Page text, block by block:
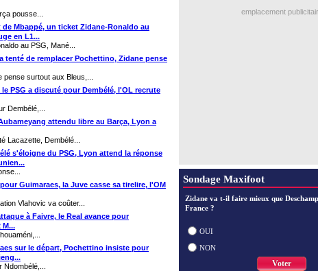
pousse...
Mbappé, un ticket Zidane-Ronaldo au
en L1...
au PSG, Mané...
tenté de remplacer Pochettino, Zidane pense
surtout aux Bleus,...
PSG a discuté pour Dembélé, l'OL recrute
Dembélé,...
attendu libre au Barça, Lyon a
Lacazette, Dembélé...
s'éloigne du PSG, Lyon attend la réponse
Guimaraes, la Juve casse sa tirelire, l'OM
Vlahovic va coûter...
à Faivre, le Real avance pour
M...
sur le départ, Pochettino insiste pour
: Filipe Luis soutient
emplacement
Sondage Maxifoot
Zidane va t-il faire mieux que
France ?
OUI
NON
Voter